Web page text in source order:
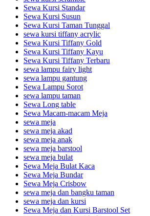
Sewa Kursi Standar
Sewa Kursi Susun
Sewa Kursi Taman Tunggal
sewa kursi tiffany acrylic
Sewa Kursi Tiffany Gold
Sewa Kursi Tiffany Kayu
Sewa Kursi Tiffany Terbaru
sewa lampu fairy light
sewa lampu gantung
Sewa Lampu Sorot
sewa lampu taman
Sewa Long table
Sewa Macam-macam Meja
sewa meja
sewa meja akad
sewa meja anak
sewa meja barstool
sewa meja bulat
Sewa Meja Bulat Kaca
Sewa Meja Bundar
Sewa Meja Crisbow
sewa meja dan bangku taman
sewa meja dan kursi
Sewa Meja dan Kursi Barstool Set